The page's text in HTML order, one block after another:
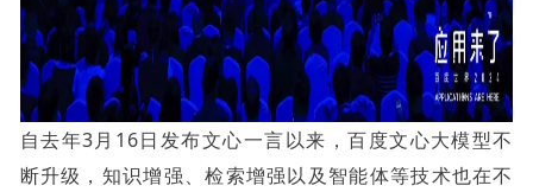
自去年3月16日发布文心一言以来，百度文心大模型不
断升级，知识增强、检索增强以及智能体等技术也在不